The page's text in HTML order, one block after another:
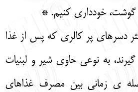
گوشت، خودداری کنیم. *
دسرهای پر کالری که پس از غذا
به نوعی حاوی شیر و لبنیات
ی زمانی بین مصرف غذاهای